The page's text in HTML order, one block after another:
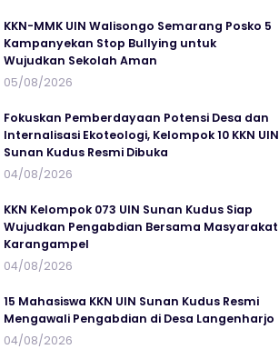
KKN-MMK UIN Walisongo Semarang Posko 5
Kampanyekan Stop Bullying untuk
Wujudkan Sekolah Aman
05/08/2026
Fokuskan Pemberdayaan Potensi Desa dan
Internalisasi Ekoteologi, Kelompok 10 KKN UIN
Sunan Kudus Resmi Dibuka
04/08/2026
KKN Kelompok 073 UIN Sunan Kudus Siap
Wujudkan Pengabdian Bersama Masyarakat
Karangampel
04/08/2026
15 Mahasiswa KKN UIN Sunan Kudus Resmi
Mengawali Pengabdian di Desa Langenharjo
04/08/2026